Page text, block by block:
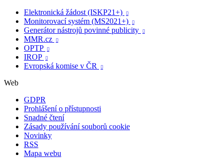
Elektronická žádost (ISKP21+)

Monitorovací systém (MS2021+) 
Generátor nástrojů povinné publicity 
MMR.cz 
OPTP 
IROP 
Evropská komise v ČR 
Web
GDPR
Prohlášení o přístupnosti
Snadné čtení
Zásady používání souborů cookie
Novinky
RSS
Mapa webu